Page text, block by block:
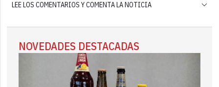
LEE LOS COMENTARIOS Y COMENTA LA NOTICIA
NOVEDADES DESTACADAS